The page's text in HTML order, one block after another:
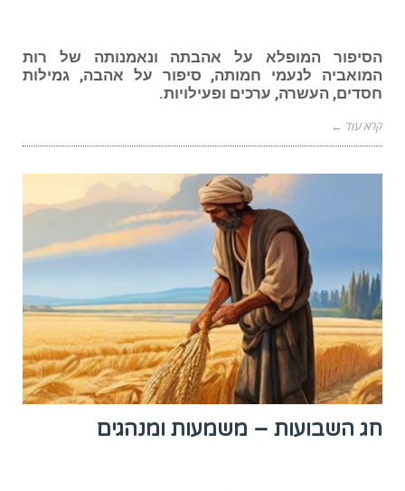
הסיפור המופלא על אהבתה ונאמנותה של רות
המואביה לנעמי חמותה, סיפור על אהבה, גמילות
חסדים, העשרה, ערכים ופעילויות.
קרא עוד ←
חג השבועות – משמעות ומנהגים